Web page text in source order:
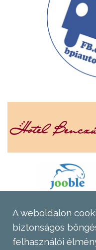
A weboldalon
biztonságos
felhasználói